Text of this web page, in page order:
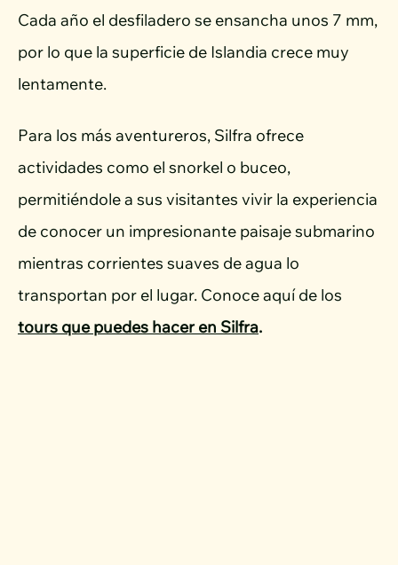
Cada año el desfiladero se ensancha unos 7 mm,
por lo que la superficie de Islandia crece muy
lentamente.
Para los más aventureros, Silfra ofrece
actividades como el snorkel o buceo,
permitiéndole a sus visitantes vivir la experiencia
de conocer un impresionante paisaje submarino
mientras corrientes suaves de agua lo
transportan por el lugar. Conoce aquí de los
tours que puedes hacer en Silfra.